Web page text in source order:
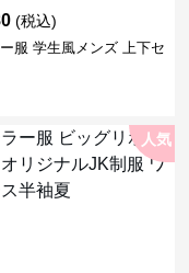
(税込)
服 学生風メンズ 上下セ
人気